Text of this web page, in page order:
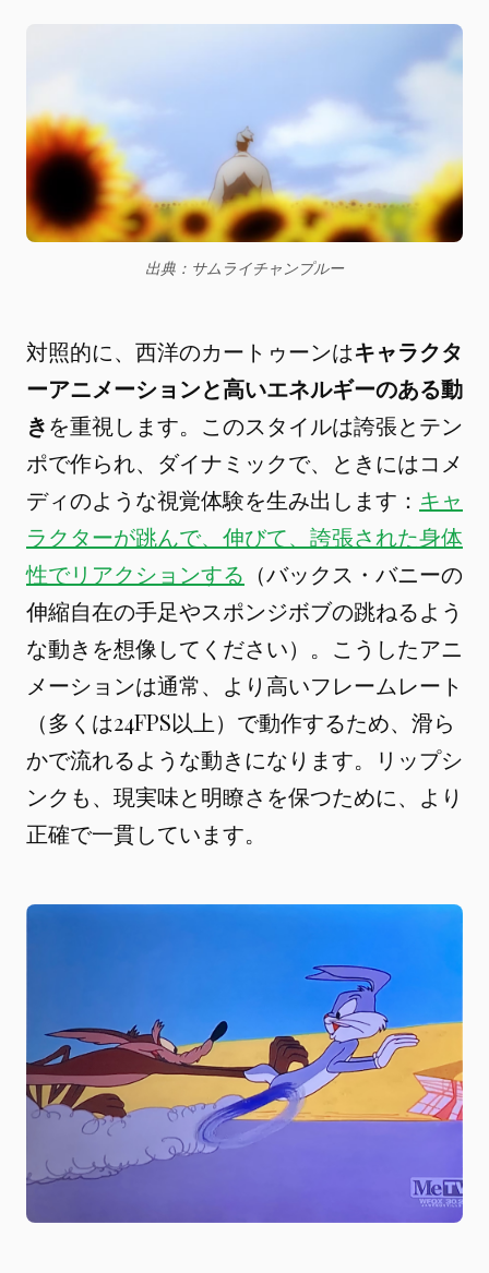
出典：サムライチャンプルー
対照的に、西洋のカートゥーンはキャラクタ
ーアニメーションと高いエネルギーのある動
きを重視します。このスタイルは誇張とテン
ポで作られ、ダイナミックで、ときにはコメ
ディのような視覚体験を生み出します： キャ
ラクターが跳んで、伸びて、誇張された身体
性でリアクションする （バックス・バニーの
伸縮自在の手足やスポンジボブの跳ねるよう
な動きを想像してください）。こうしたアニ
メーションは通常、より高いフレームレート
（多くは24FPS以上）で動作するため、滑ら
かで流れるような動きになります。リップシ
ンクも、現実味と明瞭さを保つために、より
正確で一貫しています。